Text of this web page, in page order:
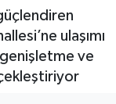
ulaşımı
ve